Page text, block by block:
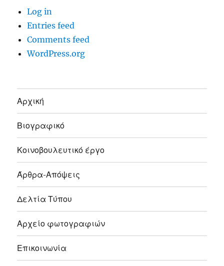
Log in
Entries feed
Comments feed
WordPress.org
Αρχική
Βιογραφικό
Κοινοβουλευτικό έργο
Άρθρα-Απόψεις
Δελτία Τύπου
Αρχείο φωτογραφιών
Επικοινωνία